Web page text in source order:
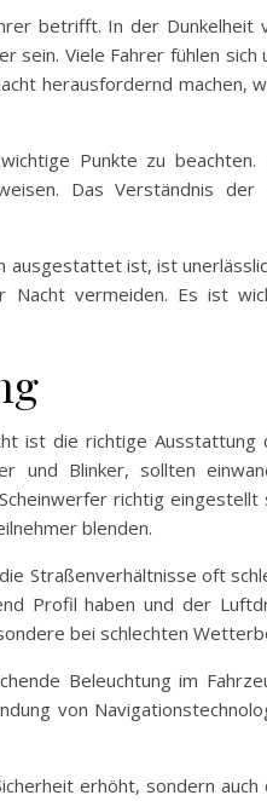
betrifft. In der Dunkelheit
sein. Viele Fahrer fühlen
herausfordernd machen,
Punkte zu
Das Verständnis
ist, ist
vermeiden. Es ist
ist die richtige
und Blinker, sollten
richtig
blenden.
Straßenverhältnisse oft
Profil haben und der
bei schlechten
Beleuchtung im
von
erhöht, sondern